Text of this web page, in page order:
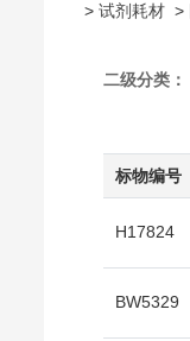
> 试剂耗材 >
二级分类：
标物编号
H17824
BW5329